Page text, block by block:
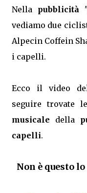
Nella pubblicità
vediamo due
Alpecin Coffein
i capelli.
Ecco il video
seguire trovate
musicale della
capelli.
Non è questo